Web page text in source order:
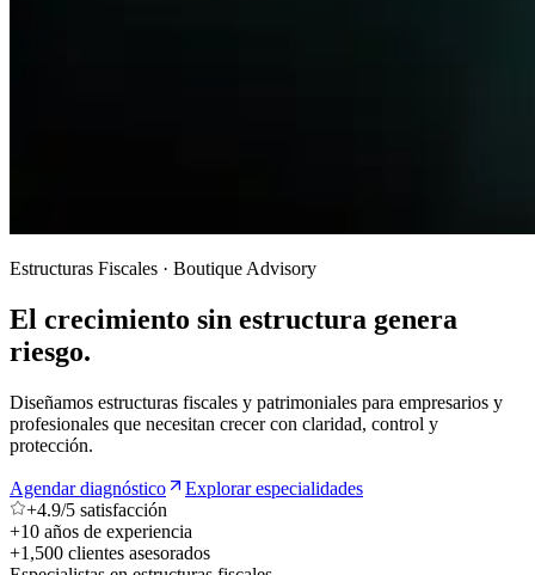
Estructuras Fiscales · Boutique Advisory
El crecimiento sin estructura genera
riesgo.
Diseñamos estructuras fiscales y patrimoniales para empresarios y
profesionales que necesitan crecer con claridad, control y
protección.
Agendar diagnóstico
Explorar especialidades
+4.9/5 satisfacción
+10 años de experiencia
+1,500 clientes asesorados